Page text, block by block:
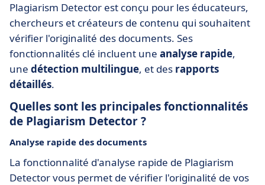
Plagiarism Detector est conçu pour les éducateurs,
chercheurs et créateurs de contenu qui souhaitent
vérifier l'originalité des documents. Ses
fonctionnalités clé incluent une analyse rapide,
une détection multilingue, et des rapports
détaillés.
Quelles sont les principales fonctionnalités
de Plagiarism Detector ?
Analyse rapide des documents
La fonctionnalité d'analyse rapide de Plagiarism
Detector vous permet de vérifier l'originalité de vos